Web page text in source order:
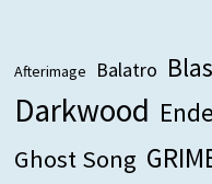
Afterimage Balatro
Darkwood
Ghost Song